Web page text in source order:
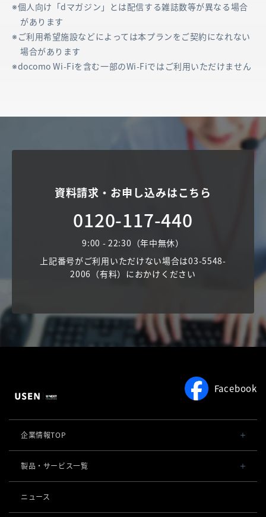
個人向け「dマガジン」とは配信する雑誌数等が異なる場合
があります
ご利用希望施設などによっては本プランをご契約になれない
場合があります
docomo Wi-Fiを含む一部のWi-Fiではご利用いただけません
資料請求・お申し込みはこちら
0120-117-440
9:00 - 22:30（年中無休）
上記番号がご利用いただけない場合は03-5548-
2006 （有料）におかけください
Facebook
企業情報TOP
会社概要・役員一覧
社長メッセージ
製品・サービス一覧
POSレジ 他
導入事例
ニュース